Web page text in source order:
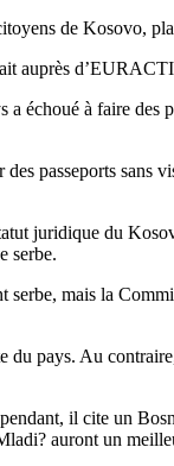
de Kosovo,
auprès
à faire des
passeports sans
juridique du
serbe.
mais la
du pays. Au
il cite un
auront un